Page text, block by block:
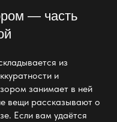
— часть
из
и
занимает в ней
вещи рассказывают о
Если вам удаётся